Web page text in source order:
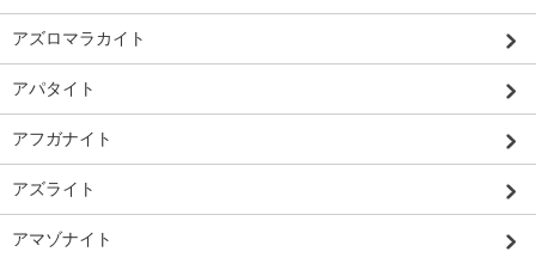
アズロマラカイト
アパタイト
アフガナイト
アズライト
アマゾナイト